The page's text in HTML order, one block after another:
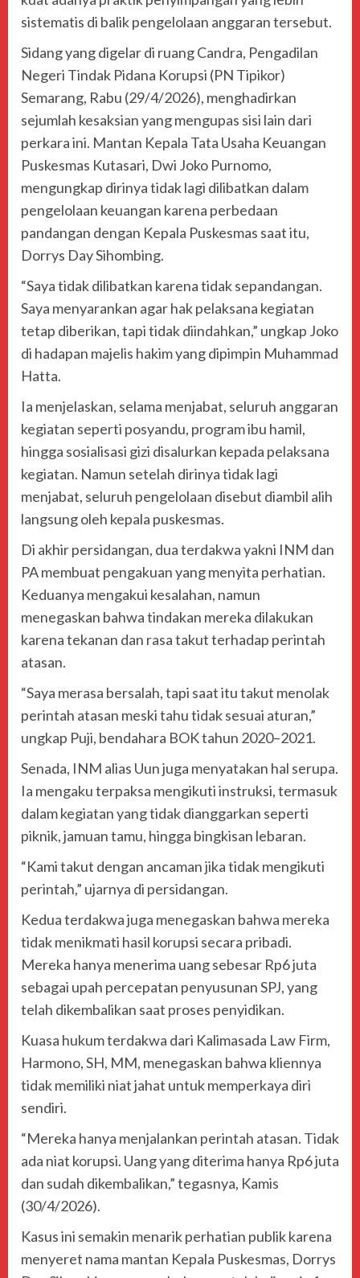
sistematis di balik pengelolaan anggaran tersebut.
Sidang yang digelar di ruang Candra, Pengadilan
Negeri Tindak Pidana Korupsi (PN Tipikor)
Semarang, Rabu (29/4/2026), menghadirkan
sejumlah kesaksian yang mengupas sisi lain dari
perkara ini. Mantan Kepala Tata Usaha Keuangan
Puskesmas Kutasari, Dwi Joko Purnomo,
mengungkap dirinya tidak lagi dilibatkan dalam
pengelolaan keuangan karena perbedaan
pandangan dengan Kepala Puskesmas saat itu,
Dorrys Day Sihombing.
“Saya tidak dilibatkan karena tidak sepandangan.
Saya menyarankan agar hak pelaksana kegiatan
tetap diberikan, tapi tidak diindahkan,” ungkap Joko
di hadapan majelis hakim yang dipimpin Muhammad
Hatta.
Ia menjelaskan, selama menjabat, seluruh anggaran
kegiatan seperti posyandu, program ibu hamil,
hingga sosialisasi gizi disalurkan kepada pelaksana
kegiatan. Namun setelah dirinya tidak lagi
menjabat, seluruh pengelolaan disebut diambil alih
langsung oleh kepala puskesmas.
Di akhir persidangan, dua terdakwa yakni INM dan
PA membuat pengakuan yang menyita perhatian.
Keduanya mengakui kesalahan, namun
menegaskan bahwa tindakan mereka dilakukan
karena tekanan dan rasa takut terhadap perintah
atasan.
“Saya merasa bersalah, tapi saat itu takut menolak
perintah atasan meski tahu tidak sesuai aturan,”
ungkap Puji, bendahara BOK tahun 2020–2021.
Senada, INM alias Uun juga menyatakan hal serupa.
Ia mengaku terpaksa mengikuti instruksi, termasuk
dalam kegiatan yang tidak dianggarkan seperti
piknik, jamuan tamu, hingga bingkisan lebaran.
“Kami takut dengan ancaman jika tidak mengikuti
perintah,” ujarnya di persidangan.
Kedua terdakwa juga menegaskan bahwa mereka
tidak menikmati hasil korupsi secara pribadi.
Mereka hanya menerima uang sebesar Rp6 juta
sebagai upah percepatan penyusunan SPJ, yang
telah dikembalikan saat proses penyidikan.
Kuasa hukum terdakwa dari Kalimasada Law Firm,
Harmono, SH, MM, menegaskan bahwa kliennya
tidak memiliki niat jahat untuk memperkaya diri
sendiri.
“Mereka hanya menjalankan perintah atasan. Tidak
ada niat korupsi. Uang yang diterima hanya Rp6 juta
dan sudah dikembalikan,” tegasnya, Kamis
(30/4/2026).
Kasus ini semakin menarik perhatian publik karena
menyeret nama mantan Kepala Puskesmas, Dorrys